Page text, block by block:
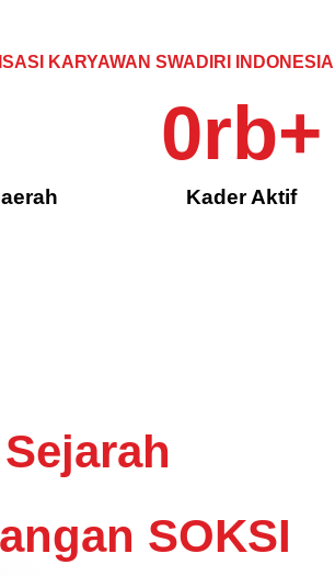
KARYAWAN SWADIRI INDONESIA
Kader Aktif
0rb+
Sejarah
SOKSI